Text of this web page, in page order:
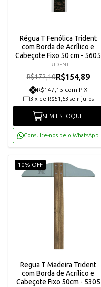
Régua T Fenólica Trident
com Borda de Acrílico e
Cabeçote Fixo 50 cm - 5605
TRIDENT
R$172,10R$154,89
R$147,15 com PIX
3 x de R$51,63 sem juros
SEM ESTOQUE
Consulte-nos pelo WhatsApp
10% OFF
Regua T Madeira Trident
com Borda de Acrílico e
Cabeçote Fixo 50cm - 5305